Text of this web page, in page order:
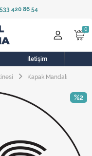
420 86 54
Makinesi
İletişim
Kapak Mandalı
%2